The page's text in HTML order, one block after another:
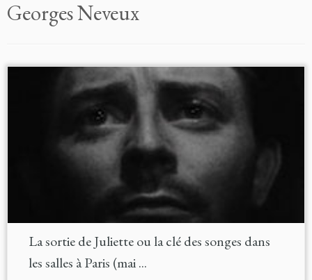
Georges Neveux
La sortie de Juliette ou la clé des songes dans
les salles à Paris (mai ...